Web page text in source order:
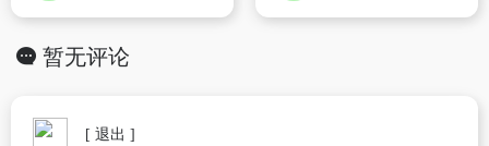
暂无评论
[ 退出 ]